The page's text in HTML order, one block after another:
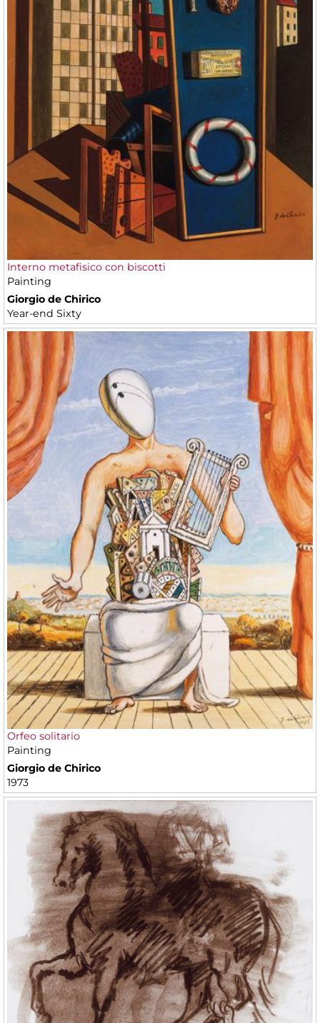
Interno metafisico con biscotti
Painting
Giorgio de Chirico
Year-end Sixty
Orfeo solitario
Painting
Giorgio de Chirico
1973